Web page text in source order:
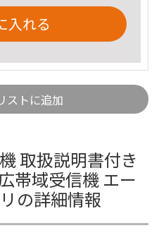
入れる
ストに追加
取扱説明書付き
帯域受信機 エー
の詳細情報